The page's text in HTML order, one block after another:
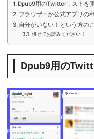
Dpub9用のTwitterリストを
ブラウザーか公式アプリの
自分がいない！という方の
併せてお読みください！
Dpub9用の